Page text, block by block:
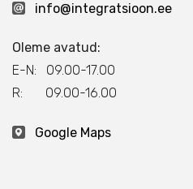
info@integratsioon.ee
Oleme avatud:
E-N: 09.00-17.00
R: 09.00-16.00
Google Maps